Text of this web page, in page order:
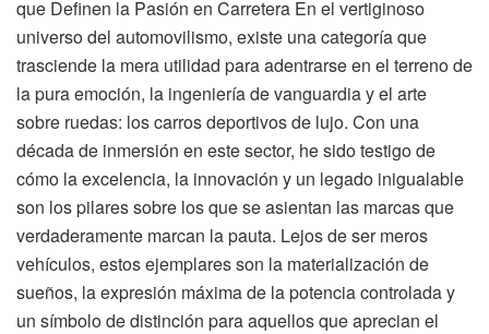
que Definen la Pasión en Carretera En el vertiginoso
universo del automovilismo, existe una categoría que
trasciende la mera utilidad para adentrarse en el terreno de
la pura emoción, la ingeniería de vanguardia y el arte
sobre ruedas: los carros deportivos de lujo. Con una
década de inmersión en este sector, he sido testigo de
cómo la excelencia, la innovación y un legado inigualable
son los pilares sobre los que se asientan las marcas que
verdaderamente marcan la pauta. Lejos de ser meros
vehículos, estos ejemplares son la materialización de
sueños, la expresión máxima de la potencia controlada y
un símbolo de distinción para aquellos que aprecian el